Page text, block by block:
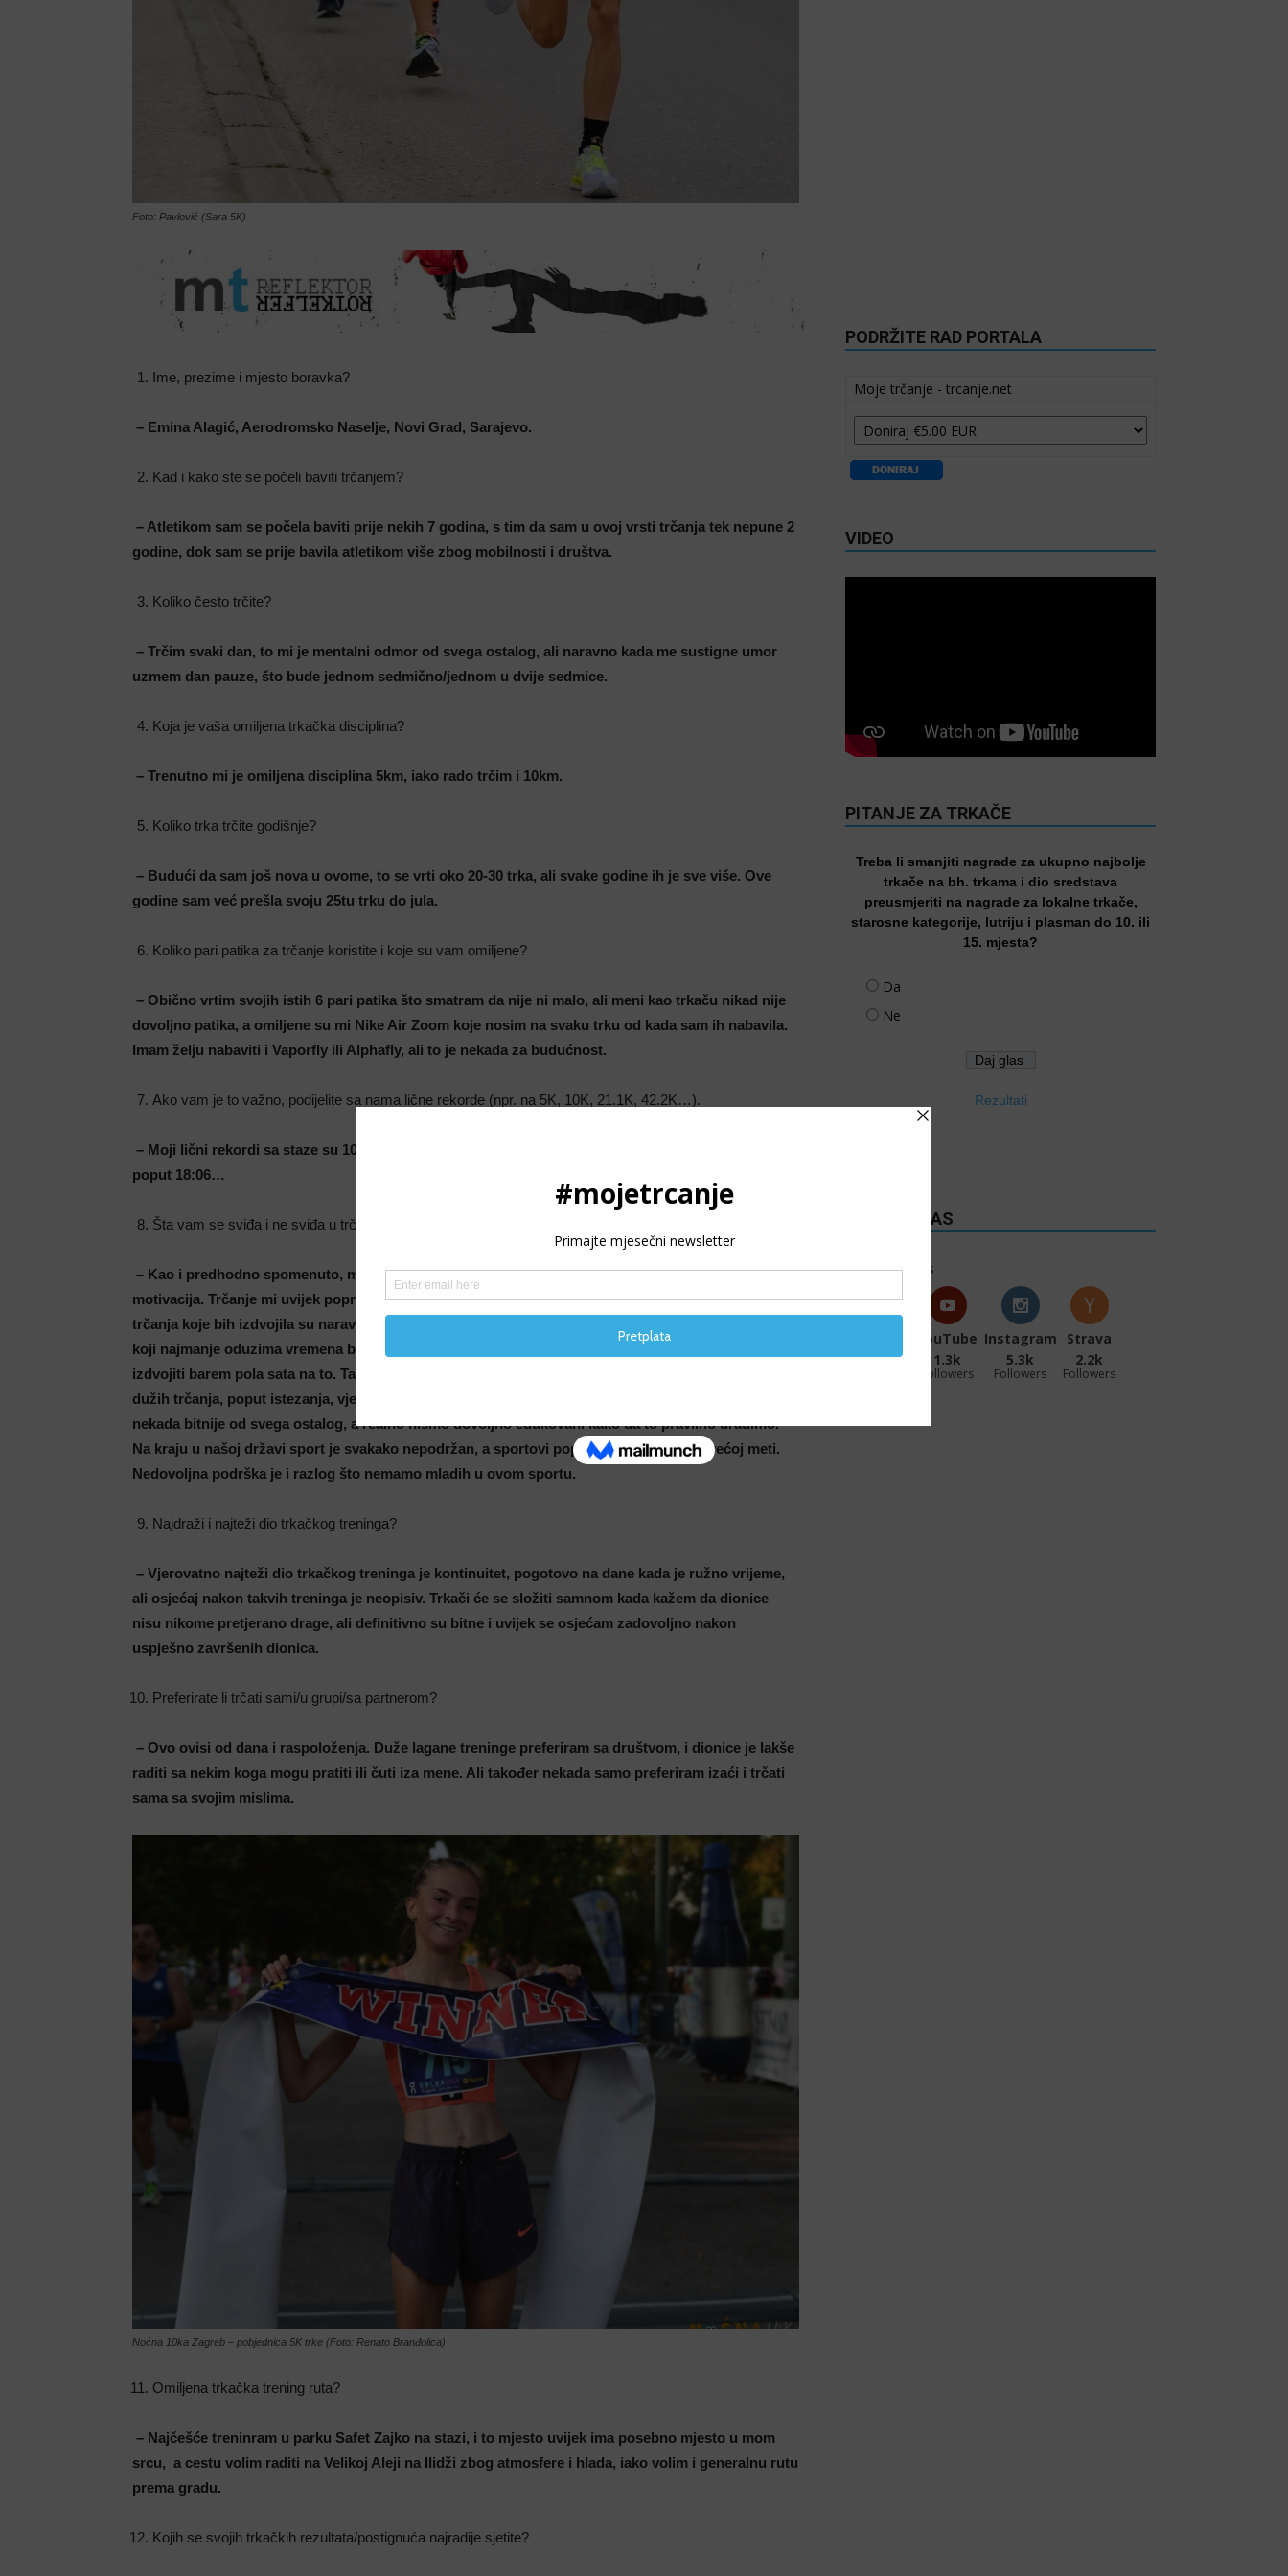
Foto: Pavlović (Sara 5K)
Ime, prezime i mjesto boravka?
– Emina Alagić, Aerodromsko Naselje, Novi Grad, Sarajevo.
Kad i kako ste se počeli baviti trčanjem?
– Atletikom sam se počela baviti prije nekih 7 godina, s tim da sam u ovoj vrsti trčanja tek nepune 2
godine, dok sam se prije bavila atletikom više zbog mobilnosti i društva.
Koliko često trčite?
– Trčim svaki dan, to mi je mentalni odmor od svega ostalog, ali naravno kada me sustigne umor
uzmem dan pauze, što bude jednom sedmično/jednom u dvije sedmice.
Koja je vaša omiljena trkačka disciplina?
– Trenutno mi je omiljena disciplina 5km, iako rado trčim i 10km.
Koliko trka trčite godišnje?
– Budući da sam još nova u ovome, to se vrti oko 20-30 trka, ali svake godine ih je sve više. Ove
godine sam već prešla svoju 25tu trku do jula.
Koliko pari patika za trčanje koristite i koje su vam omiljene?
– Obično vrtim svojih istih 6 pari patika što smatram da nije ni malo, ali meni kao trkaču nikad nije
dovoljno patika, a omiljene su mi Nike Air Zoom koje nosim na svaku trku od kada sam ih nabavila.
Imam želju nabaviti i Vaporfly ili Alphafly, ali to je nekada za budućnost.
Ako vam je to važno, podijelite sa nama lične rekorde (npr. na 5K, 10K, 21.1K, 42.2K…).
– Moji lični rekordi sa staze su 10km 38:46m i 5km 18:34m, s tim da sa ceste imam brža vremena
poput 18:06…
Šta vam se sviđa i ne sviđa u trčanju?
– Kao i predhodno spomenuto, meni je trčanje terapija, a uspjeh u trčanju je samo dodatna
motivacija. Trčanje mi uvijek popravi dan i jednostavno sam se našla u tome. Neke negativne strane
trčanja koje bih izdvojila su naravno vrijeme koje ono može oduzimati, ali po meni trčanje je trening
koji najmanje oduzima vremena budući da možemo svakodnevno samo izaći iz vlastite kuće i
izdvojiti barem pola sata na to. Također je teško svoje tijelo oporaviti uvijek na pravilan način nakon
dužih trčanja, poput istezanja, vježbi mobilnosti, hidracija i dobra ishrana, i sve ove stvari su
nekada bitnije od svega ostalog, a realno nismo dovoljno edukovani kako da to pravilno uradimo.
Na kraju u našoj državi sport je svakako nepodržan, a sportovi poput atletike su na najvećoj meti.
Nedovoljna podrška je i razlog što nemamo mladih u ovom sportu.
Najdraži i najteži dio trkačkog treninga?
– Vjerovatno najteži dio trkačkog treninga je kontinuitet, pogotovo na dane kada je ružno vrijeme,
ali osjećaj nakon takvih treninga je neopisiv. Trkači će se složiti samnom kada kažem da dionice
nisu nikome pretjerano drage, ali definitivno su bitne i uvijek se osjećam zadovoljno nakon
uspješno završenih dionica.
Preferirate li trčati sami/u grupi/sa partnerom?
– Ovo ovisi od dana i raspoloženja. Duže lagane treninge preferiram sa društvom, i dionice je lakše
raditi sa nekim koga mogu pratiti ili čuti iza mene. Ali također nekada samo preferiram izaći i trčati
sama sa svojim mislima.
Noćna 10ka Zagreb – pobjednica 5K trke (Foto: Renato Branđolica)
Omiljena trkačka trening ruta?
– Najčešće treninram u parku Safet Zajko na stazi, i to mjesto uvijek ima posebno mjesto u mom
srcu, a cestu volim raditi na Velikoj Aleji na Ilidži zbog atmosfere i hlada, iako volim i generalnu rutu
prema gradu.
Kojih se svojih trkačkih rezultata/postignuća najradije sjetite?
PODRŽITE RAD PORTALA
Moje trčanje - trcanje.net
VIDEO
PITANJE ZA TRKAČE
Treba li smanjiti nagrade za ukupno najbolje
trkače na bh. trkama i dio sredstava
preusmjeriti na nagrade za lokalne trkače,
starosne kategorije, lutriju i plasman do 10. ili
15. mjesta?
Da
Ne
Rezultati
PRATITE NAS
36k Follows
27.1k
YouTube
1.3k
Followers
Instagram
5.3k
Followers
Strava
2.2k
Followers